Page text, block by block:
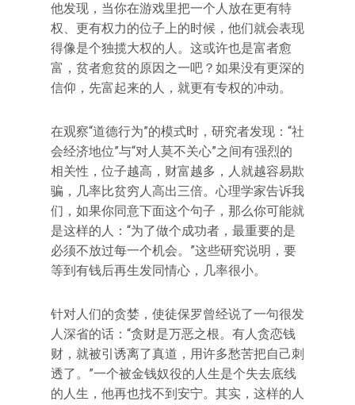
他发现，当你在游戏里把一个人放在更有特
权、更有权力的位子上的时候，他们就会表现
得像是个独揽大权的人。这或许也是富者愈
富，贫者愈贫的原因之一吧？如果没有更深的
信仰，先富起来的人，就更有专权的冲动。
在观察“道德行为”的模式时，研究者发现：“社
会经济地位”与“对人莫不关心”之间有强烈的
相关性，位子越高，财富越多，人就越容易欺
骗，几率比贫穷人高出三倍。心理学家告诉我
们，如果你同意下面这个句子，那么你可能就
是这样的人：“为了做个成功者，最重要的是
必须不放过每一个机会。”这些研究说明，要
等到有钱后再生发同情心，几率很小。
针对人们的贪婪，使徒保罗曾经说了一句很发
人深省的话：“贪财是万恶之根。有人贪恋钱
财，就被引诱离了真道，用许多愁苦把自己刺
透了。”一个被金钱奴役的人生是个失去底线
的人生，他再也找不到安宁。其实，这样的人